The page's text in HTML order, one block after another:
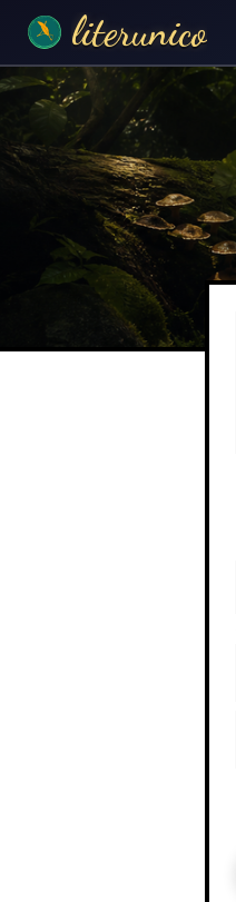
literunico